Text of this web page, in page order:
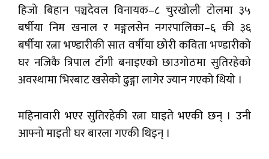
हिजो बिहान पञ्चदेवल विनायक–८ चुरखोली टोलमा ३५
बर्षीया निम खनाल र मङ्गलसेन नगरपालिका–६ की ३६
बर्षीया रत्ना भण्डारीकी सात वर्षीया छोरी कविता भण्डारीको
घर नजिकै त्रिपाल टाँगी बनाइएको छाउगोठमा सुतिरहेको
अवस्थामा भिरबाट खसेको ढुङ्गा लागेर ज्यान गएको थियो ।
महिनावारी भएर सुतिरहेकी रत्ना घाइते भएकी छन् । उनी
आफ्नो माइती घर बारला गएकी थिइन् ।